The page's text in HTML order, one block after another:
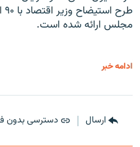
مجلس ارائه شده است.
ادامه خبر
ارسال دسترسی بدون